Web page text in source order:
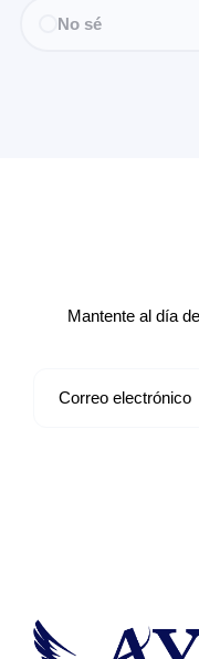
No sé
Mantente al día